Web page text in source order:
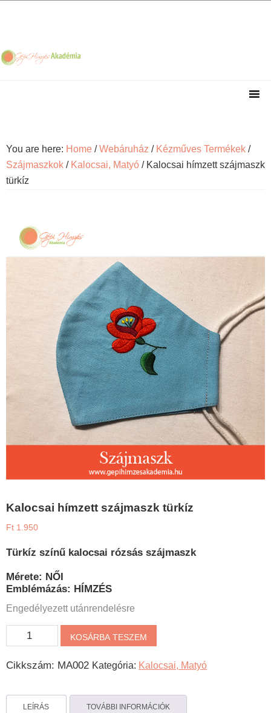
navigation
content
sidebar
You are here: Home / Webáruház / Kézműves Termékek /
Szájmaszkok / Kalocsai, Matyó / Kalocsai hímzett szájmaszk
türkíz
Kalocsai hímzett szájmaszk türkíz
Ft 1.950
Türkíz színű kalocsai rózsás szájmaszk
Mérete: NŐI
Emblémázás: HÍMZÉS
Engedélyezett utánrendelésre
Kalocsai
hímzett
szájmaszk
mennyiség
KOSÁRBA TESZEM
Cikkszám: MA002 Kategória: Kalocsai, Matyó
LEÍRÁS TOVÁBBI INFORMÁCIÓK